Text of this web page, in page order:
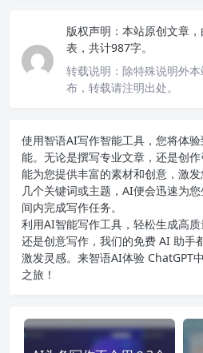
版权声明： 本站原创文章，
表，共计987字。
转载说明： 除特殊说明外
布，转载请注明出处。
使用智语AI写作智能工具，您将体
能。无论是撰写专业文章，还是创
能为您提供丰富的素材和创意，激
几个关键词或主题，AI便会迅速为
间内完成写作任务。
利用AI智能写作工具，轻松生成高
还是创意写作，我们的免费 AI 助手
激发灵感。来智语AI体验 ChatGPT
之旅！